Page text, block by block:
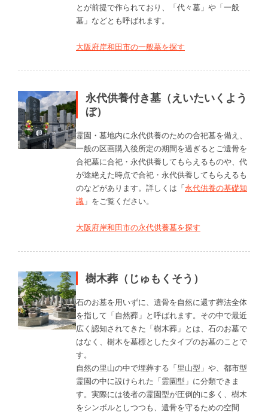
とが前提で作られており、「代々墓」や「一般
墓」などとも呼ばれます。
大阪府岸和田市の一般墓を探す
永代供養付き墓（えいたいくよう
ぼ）
霊園・墓地内に永代供養のための合祀墓を備え、
一般の区画購入後所定の期間を過ぎるとご遺骨を
合祀墓に合祀・永代供養してもらえるものや、代
が途絶えた時点で合祀・永代供養してもらえるも
のなどがあります。詳しくは「永代供養の基礎知
識 」をご覧ください。
大阪府岸和田市の永代供養墓を探す
樹木葬（じゅもくそう）
石のお墓を用いずに、遺骨を自然に還す葬法全体
を指して「自然葬」と呼ばれます。その中で最近
広く認知されてきた「樹木葬」とは、石のお墓で
はなく、樹木を墓標としたタイプのお墓のことで
す。
自然の里山の中で埋葬する「里山型」や、都市型
霊園の中に設けられた「霊園型」に分類できま
す。実際には後者の霊園型が圧倒的に多く、樹木
をシンボルとしつつも、遺骨を守るための空間